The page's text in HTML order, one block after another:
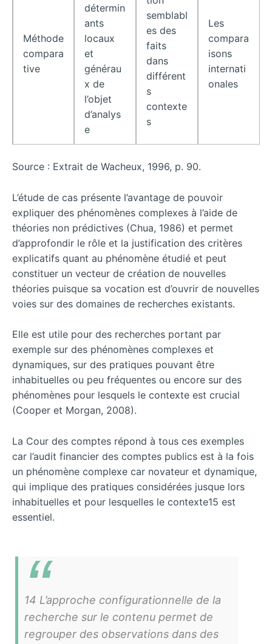
Méthode
compara
tive
détermin
ants
locaux
et
générau
x de
l’objet
d’analys
e
semblabl
es des
faits
dans
différent
s
contexte
s
Les
compara
isons
internati
onales
Source : Extrait de Wacheux, 1996, p. 90.
L’étude de cas présente l’avantage de pouvoir
expliquer des phénomènes complexes à l’aide de
théories non prédictives (Chua, 1986) et permet
d’approfondir le rôle et la justification des critères
explicatifs quant au phénomène étudié et peut
constituer un vecteur de création de nouvelles
théories puisque sa vocation est d’ouvrir de nouvelles
voies sur des domaines de recherches existants.
Elle est utile pour des recherches portant par
exemple sur des phénomènes complexes et
dynamiques, sur des pratiques pouvant être
inhabituelles ou peu fréquentes ou encore sur des
phénomènes pour lesquels le contexte est crucial
(Cooper et Morgan, 2008).
La Cour des comptes répond à tous ces exemples
car l’audit financier des comptes publics est à la fois
un phénomène complexe car novateur et dynamique,
qui implique des pratiques considérées jusque lors
inhabituelles et pour lesquelles le contexte15 est
essentiel.
14 L’approche configurationnelle de la
recherche sur le contenu permet de
regrouper des observations dans des